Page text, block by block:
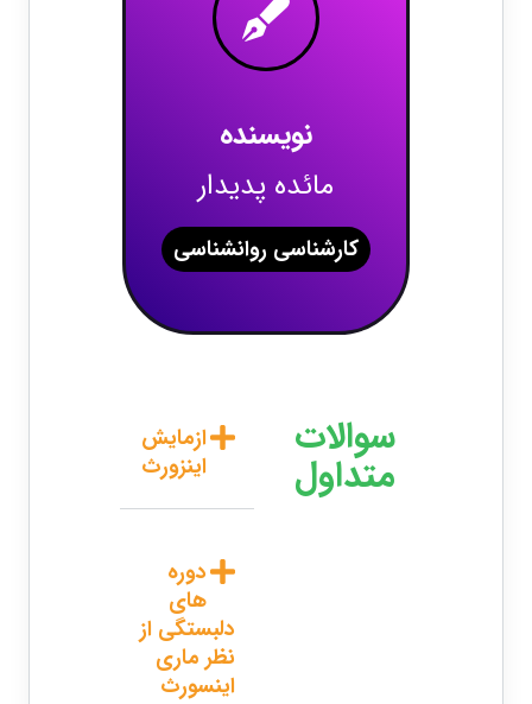
نویسنده
مائده پدیدار
کارشناسی روانشناسی
سوالات
متداول
ازمایش
اینزورث
دوره
های
دلبستگی از
نظر ماری
اینسورث